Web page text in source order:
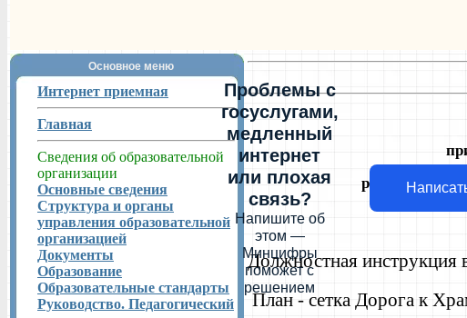
Проблемы с
госуслугами,
медленный
интернет
или плохая
связь?
Напишите об
этом —
Минцифры
поможет с
решением
Основное меню
Интернет приемная
Главная
Сведения об образовательной
организации
Основные сведения
Структура и органы
управления образовательной
организацией
Документы
Образование
Образовательные стандарты
Руководство. Педагогический
работающего
Должностная инструкция
План - сетка Дорога к